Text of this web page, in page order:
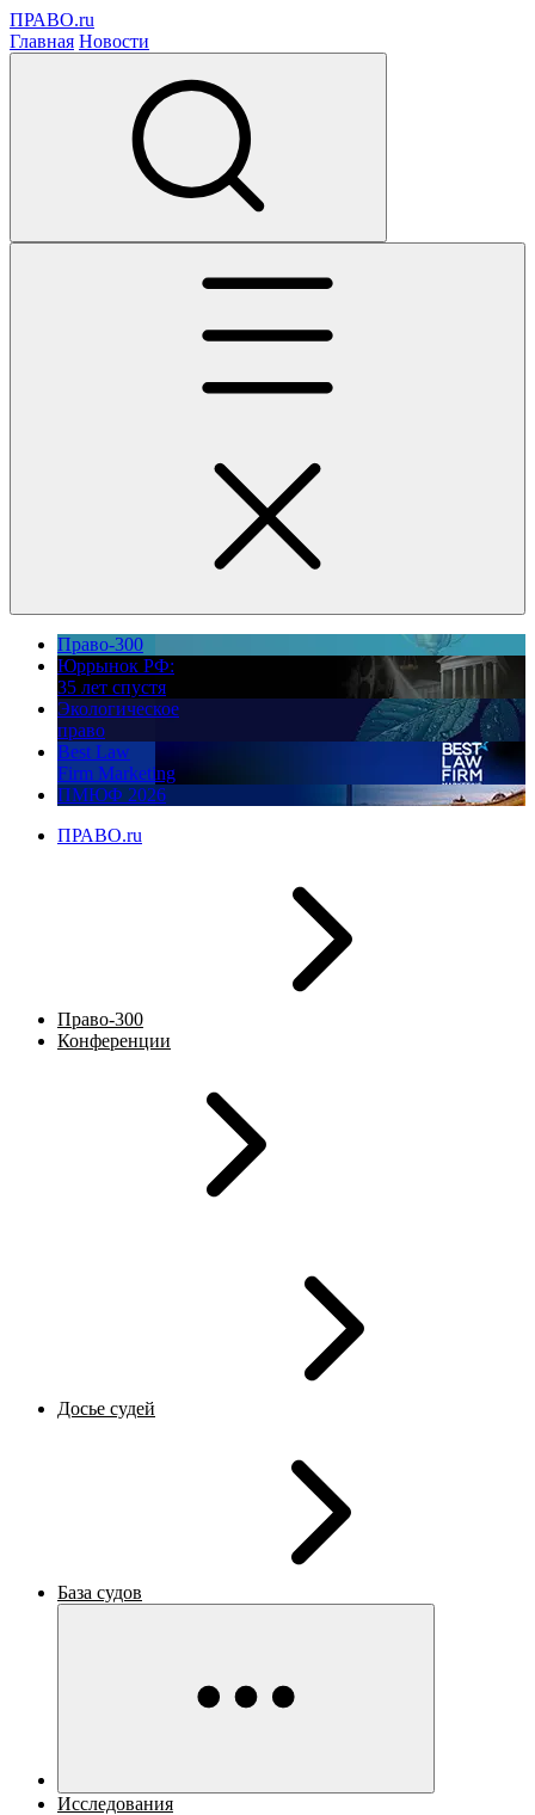
ПРАВО.ru
Главная Новости
Право-300
Юррынок РФ:
35 лет спустя
Экологическое
право
Best Law
Firm Marketing
ПМЮФ 2026
ПРАВО.ru
Право-300
Конференции
Досье судей
База судов
Исследования